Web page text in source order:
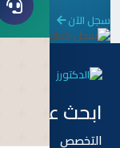
سجل الآن
ابحث عن طريق
التخصص